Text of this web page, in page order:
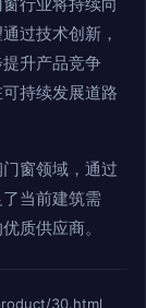
行业将持续向
过技术创新，
升产品竞争
持续发展道路
窗领域，通过
当前建筑需
质供应商。
30.html